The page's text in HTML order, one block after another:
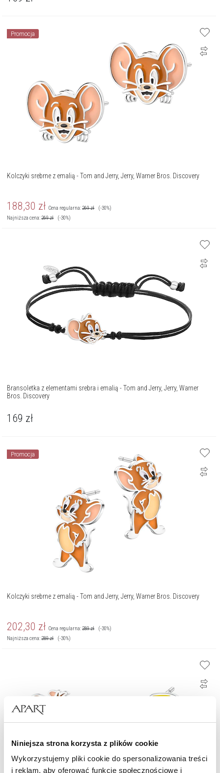
Niniejsza strona korzysta z plików cookie
Wykorzystujemy pliki cookie do spersonalizowania treści
i reklam, aby oferować funkcje społecznościowe i
Promocja
Kolczyki srebrne z emalią - Tom and Jerry, Jerry, Warner Bros. Discovery
188,30 zł Cena regularna:269zł
(-30%)
Najniższa cena:269zł (-30%)
Bransoletka z elementami srebra i emalią - Tom and Jerry, Jerry, Warner
Bros. Discovery
169 zł
Promocja
Kolczyki srebrne z emalią - Tom and Jerry, Jerry, Warner Bros. Discovery
202,30 zł Cena regularna:289zł
(-30%)
Najniższa cena:289zł (-30%)